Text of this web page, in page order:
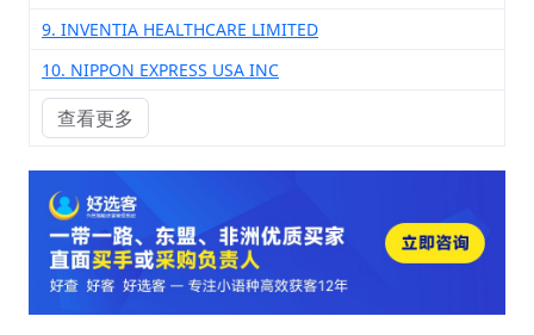
9. INVENTIA HEALTHCARE LIMITED
10. NIPPON EXPRESS USA INC
查看更多